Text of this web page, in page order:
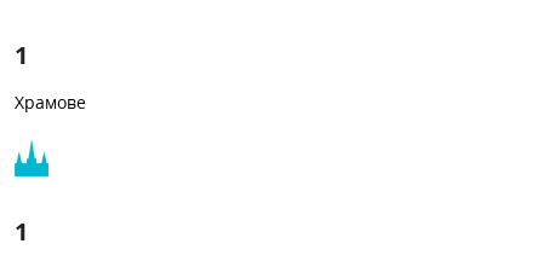
1
Храмове
1